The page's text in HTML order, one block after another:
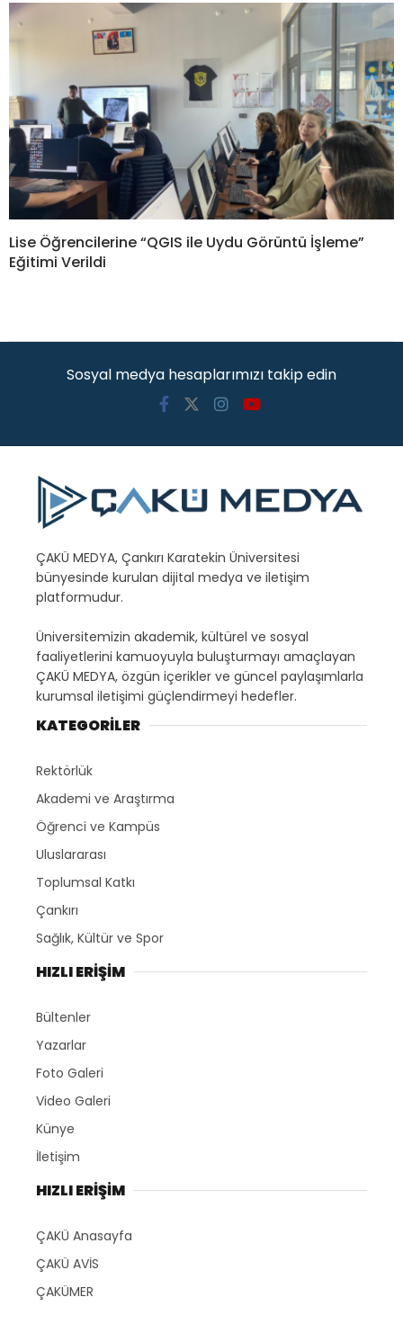
Lise Öğrencilerine “QGIS ile Uydu Görüntü İşleme”
Eğitimi Verildi
Sosyal medya hesaplarımızı takip edin
ÇAKÜ MEDYA, Çankırı Karatekin Üniversitesi
bünyesinde kurulan dijital medya ve iletişim
platformudur.
Üniversitemizin akademik, kültürel ve sosyal
faaliyetlerini kamuoyuyla buluşturmayı amaçlayan
ÇAKÜ MEDYA, özgün içerikler ve güncel paylaşımlarla
kurumsal iletişimi güçlendirmeyi hedefler.
KATEGORİLER
Rektörlük
Akademi ve Araştırma
Öğrenci ve Kampüs
Uluslararası
Toplumsal Katkı
Çankırı
Sağlık, Kültür ve Spor
HIZLI ERİŞİM
Bültenler
Yazarlar
Foto Galeri
Video Galeri
Künye
İletişim
HIZLI ERİŞİM
ÇAKÜ Anasayfa
ÇAKÜ AVİS
ÇAKÜMER